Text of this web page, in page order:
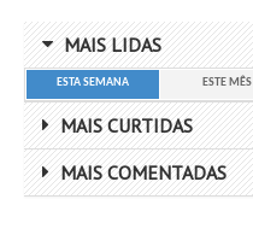
MAIS LIDAS
ESTA SEMANA ESTE MÊS
MAIS CURTIDAS
MAIS COMENTADAS